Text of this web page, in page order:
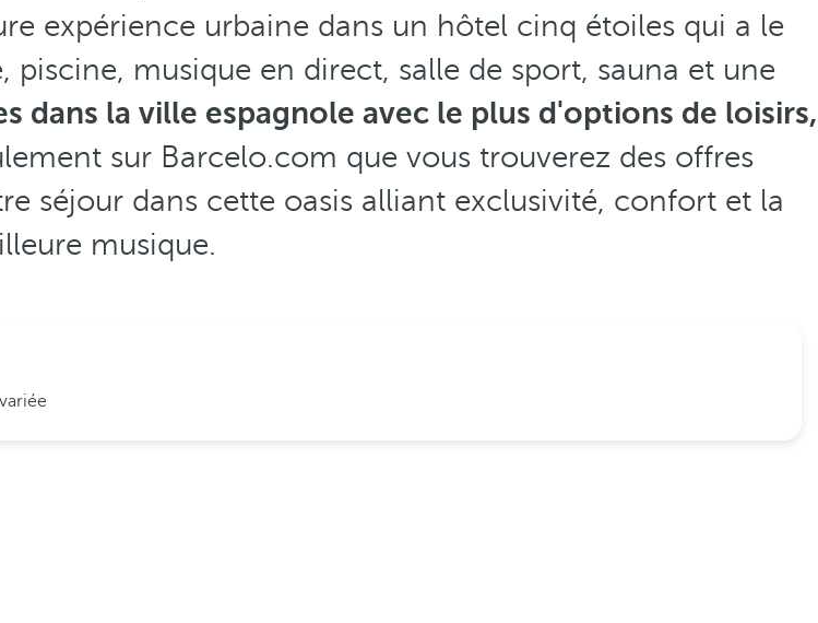
expérience urbaine dans un hôtel cinq étoiles qui a le
musique en direct, salle de sport, sauna et une
dans la ville espagnole avec le plus d'options de loisirs,
sur Barcelo.com que vous trouverez des offres
séjour dans cette oasis alliant exclusivité, confort et la
musique.